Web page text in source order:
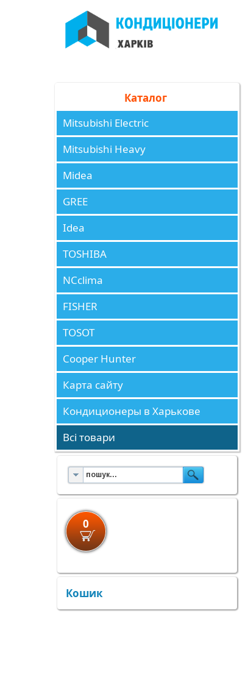
Каталог
Mitsubishi Electric
Mitsubishi Heavy
Midea
GREE
Idea
TOSHIBA
NCclima
FISHER
TOSOT
Cooper Hunter
Карта сайту
Кондиционеры в Харькове
Всі товари
0
×
×
Кошик